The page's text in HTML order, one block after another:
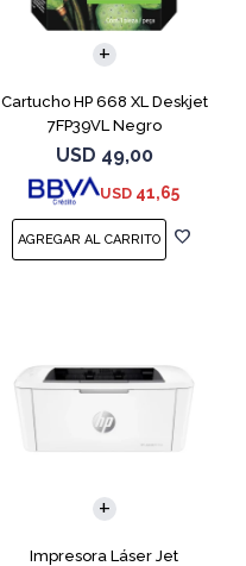
Cartucho HP 668 XL Deskjet
7FP39VL Negro
USD 49,00
USD 41,65
Impresora Láser Jet